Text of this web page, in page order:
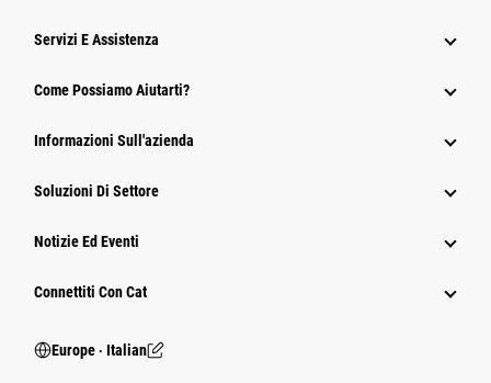
Servizi E Assistenza
Come Possiamo Aiutarti?
Informazioni Sull'azienda
Soluzioni Di Settore
Notizie Ed Eventi
Connettiti Con Cat
Europe ‧ Italian